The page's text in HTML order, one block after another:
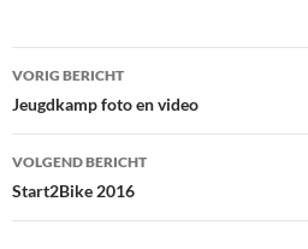
Bericht
navigatie
VORIG BERICHT
Jeugdkamp foto en video
VOLGEND BERICHT
Start2Bike 2016